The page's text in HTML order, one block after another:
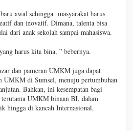
awal sehingga masyarakat harus
dan inovatif. Dimana, talenta bisa
dari anak sekolah sampai mahasiswa.
harus kita bina, ” bebernya.
dan pameran UMKM juga dapat
UMKM di Sumsel, menuju pertumbuhan
Bahkan, ini kesempatan bagi
UMKM binaan BI, dalam
hingga di kancah Internasional,